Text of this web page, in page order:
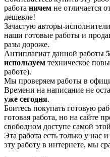
работа ничем не отличается
дешевле!
Зачастую авторы-
наши готовые работы и
разы дороже.
Антиплагиат данной работы
используем техническое
работе).
Мы проверяем работы в
Времени на написание не
уже сегодня.
Боитесь покупать готовую
готовая работа, но на сайте
свободном доступе самой
Эта работа есть только у
эту работу в интернете, мы